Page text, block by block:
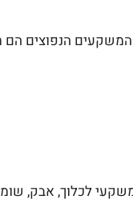
הנפוצים הם
לכלוך, אבק,